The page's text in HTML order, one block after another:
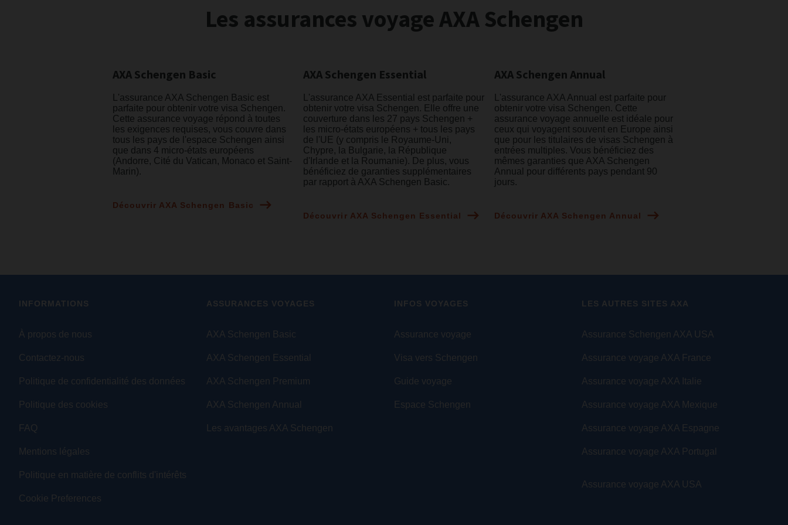
Les assurances voyage AXA Schengen
AXA Schengen Basic
L'assurance AXA Schengen Basic est
parfaite pour obtenir votre visa Schengen.
Cette assurance voyage répond à toutes
les exigences requises, vous couvre dans
tous les pays de l'espace Schengen ainsi
que dans 4 micro-états européens
(Andorre, Cité du Vatican, Monaco et Saint-
Marin).
Découvrir AXA Schengen Basic
AXA Schengen Essential
L'assurance AXA Essential est parfaite pour
obtenir votre visa Schengen. Elle offre une
couverture dans les 27 pays Schengen +
les micro-états européens + tous les pays
de l'UE (y compris le Royaume-Uni,
Chypre, la Bulgarie, la République
d'Irlande et la Roumanie). De plus, vous
bénéficiez de garanties supplémentaires
par rapport à AXA Schengen Basic.
Découvrir AXA Schengen Essential
AXA Schengen Annual
L'assurance AXA Annual est parfaite pour
obtenir votre visa Schengen. Cette
assurance voyage annuelle est idéale pour
ceux qui voyagent souvent en Europe ainsi
que pour les titulaires de visas Schengen à
entrées multiples. Vous bénéficiez des
mêmes garanties que AXA Schengen
Annual pour différents pays pendant 90
jours.
Découvrir AXA Schengen Annual
INFORMATIONS
À propos de nous
Contactez-nous
Politique de confidentialité des données
Politique des cookies
FAQ
Mentions légales
Politique en matière de conflits d'intérêts
Cookie Preferences
ASSURANCES VOYAGES
AXA Schengen Basic
AXA Schengen Essential
AXA Schengen Premium
AXA Schengen Annual
Les avantages AXA Schengen
INFOS VOYAGES
Assurance voyage
Visa vers Schengen
Guide voyage
Espace Schengen
LES AUTRES SITES AXA
Assurance Schengen AXA USA
Assurance voyage AXA France
Assurance voyage AXA Italie
Assurance voyage AXA Mexique
Assurance voyage AXA Espagne
Assurance voyage AXA Portugal
Assurance voyage AXA USA